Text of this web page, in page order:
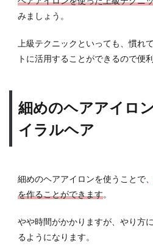
ロン
を使
の注
意点
を上
げす
ぎな
い
ロン
を通
間に
注意
みましょう。
上級テクニックといっても、慣れ
トに活用することができるので便利
細めのヘアアイロ
イラルヘア
細めのヘアアイロンを使うことで、
を作ることができます。
やや時間がかかりますが、やり方
るようになります。